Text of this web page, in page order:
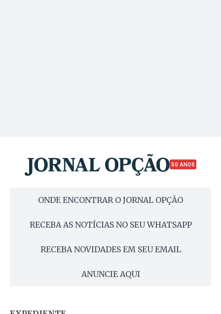
50 ANOS
ONDE ENCONTRAR O JORNAL OPÇÃO
RECEBA AS NOTÍCIAS NO SEU WHATSAPP
RECEBA NOVIDADES EM SEU EMAIL
ANUNCIE AQUI